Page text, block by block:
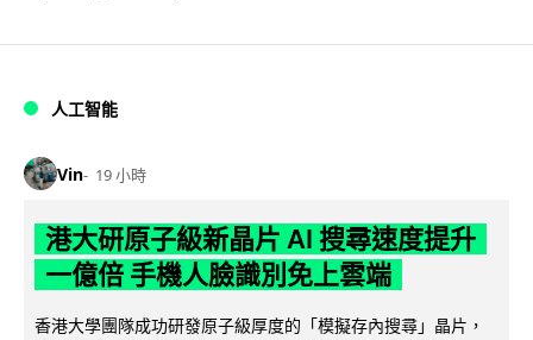
人工智能
Vin 19 小時
港大研原子級新晶片 AI 搜尋速度提升
一億倍 手機人臉識別免上雲端
香港大學團隊成功研發原子級厚度的「模擬存內搜尋」晶片，